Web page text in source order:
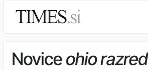
Noviceohio razred